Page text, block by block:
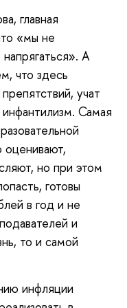
главная
«мы не
А
что здесь
учат
Самая
но при этом
готовы
в год и не
и
то и самой
инфляции